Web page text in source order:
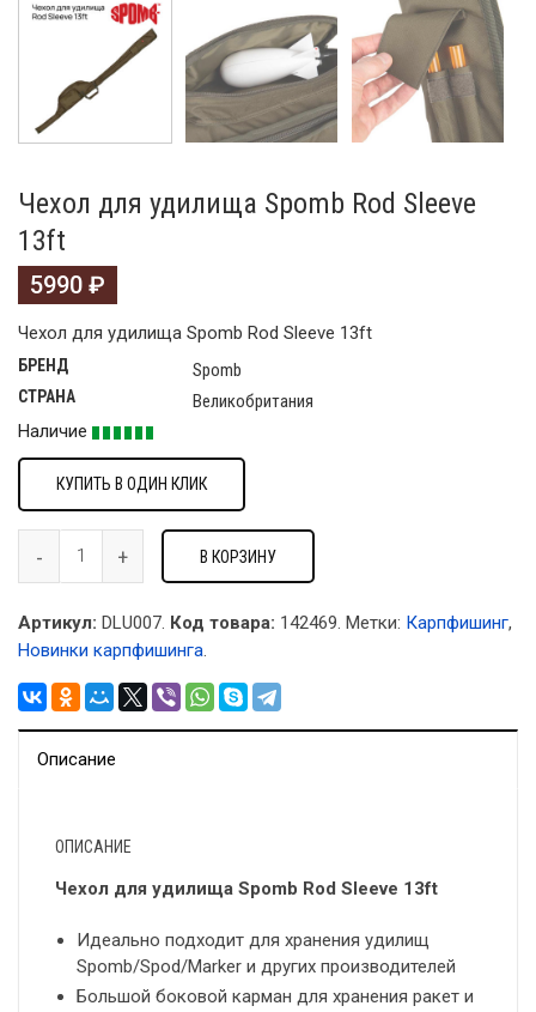
Чехол для удилища Spomb Rod Sleeve
13ft
5990 ₽
Чехол для удилища Spomb Rod Sleeve 13ft
БРЕНД Spomb
СТРАНА
Великобритания
Наличие
КУПИТЬ В ОДИН КЛИК
В КОРЗИНУ
Артикул: DLU007. Код товара: 142469. Метки: Карпфишинг,
Новинки карпфишинга.
Описание
ОПИСАНИЕ
Чехол для удилища Spomb Rod Sleeve 13ft
Идеально подходит для хранения удилищ
Spomb/Spod/Marker и других производителей
Большой боковой карман для хранения ракет и